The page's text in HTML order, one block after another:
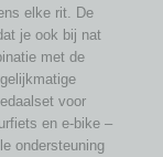
elke rit. De
je ook bij nat
met de
voor
en e-bike –
ondersteuning